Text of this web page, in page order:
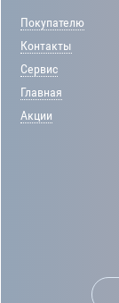
Покупателю
Контакты
Сервис
Главная
Акции